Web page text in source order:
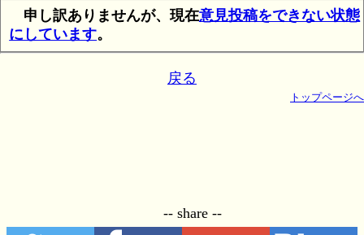
申し訳ありませんが、現在意見投稿をできない状態
にしています。
戻る
トップページへ
-- share --